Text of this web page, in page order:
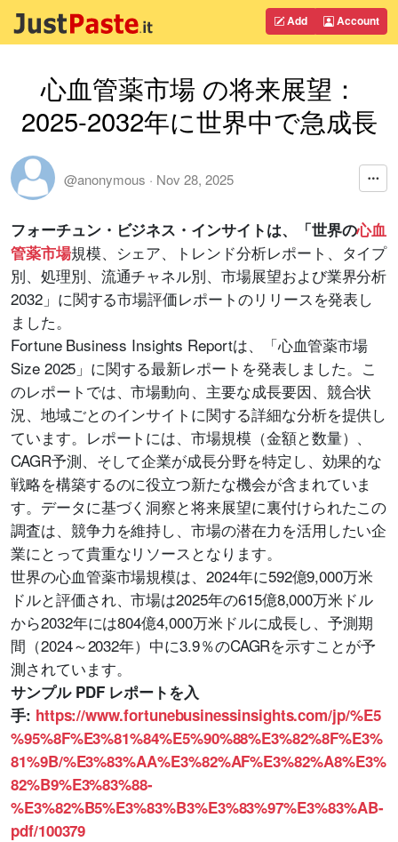
Add Account
心血管薬市場 の将来展望：
2025-2032年に世界中で急成長
@anonymous · Nov 28, 2025
フォーチュン・ビジネス・インサイトは、「世界の心血
管薬市場規模、シェア、トレンド分析レポート、タイプ
別、処理別、流通チャネル別、市場展望および業界分析
2032」に関する市場評価レポートのリリースを発表し
ました。
Fortune Business Insights Reportは、「心血管薬市場
Size 2025」に関する最新レポートを発表しました。こ
のレポートでは、市場動向、主要な成長要因、競合状
況、地域ごとのインサイトに関する詳細な分析を提供し
ています。レポートには、市場規模（金額と数量）、
CAGR予測、そして企業が成長分野を特定し、効果的な
戦略を構築するのに役立つ新たな機会が含まれていま
す。データに基づく洞察と将来展望に裏付けられたこの
調査は、競争力を維持し、市場の潜在力を活用したい企
業にとって貴重なリソースとなります。
世界の心血管薬市場規模は、2024年に592億9,000万米
ドルと評価され、市場は2025年の615億8,000万米ドル
から2032年には804億4,000万米ドルに成長し、予測期
間（2024～2032年）中に3.9％のCAGRを示すことが予
測されています。
サンプル PDF レポートを入
手: https://www.fortunebusinessinsights.com/jp/%E5
%95%8F%E3%81%84%E5%90%88%E3%82%8F%E3%
81%9B/%E3%83%AA%E3%82%AF%E3%82%A8%E3%
82%B9%E3%83%88-
%E3%82%B5%E3%83%B3%E3%83%97%E3%83%AB-
pdf/100379